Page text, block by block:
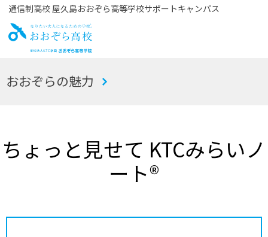
通信制高校 屋久島おおぞら高等学校サポートキャンパス
お
おおぞらの魅力
ちょっと見せて KTCみらいノ
ート®